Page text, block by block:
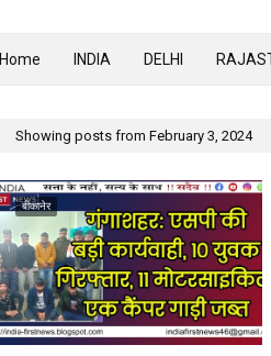
Home INDIA DELHI
Showing posts from February 3, 2024
बीकानेर